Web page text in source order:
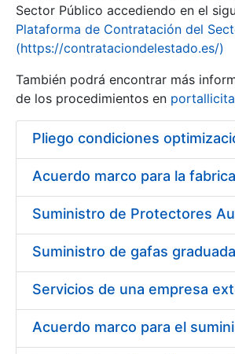
Show/Hide
Sector Público accediendo en el
Plataforma de Contratación del
(https://contrataciondelestado.es/)
También podrá encontrar más
de los procedimientos en